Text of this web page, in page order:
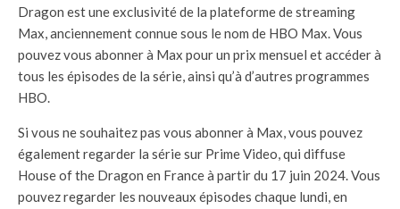
Dragon est une exclusivité de la plateforme de streaming
Max, anciennement connue sous le nom de HBO Max. Vous
pouvez vous abonner à Max pour un prix mensuel et accéder à
tous les épisodes de la série, ainsi qu’à d’autres programmes
HBO.
Si vous ne souhaitez pas vous abonner à Max, vous pouvez
également regarder la série sur Prime Video, qui diffuse
House of the Dragon en France à partir du 17 juin 2024. Vous
pouvez regarder les nouveaux épisodes chaque lundi, en